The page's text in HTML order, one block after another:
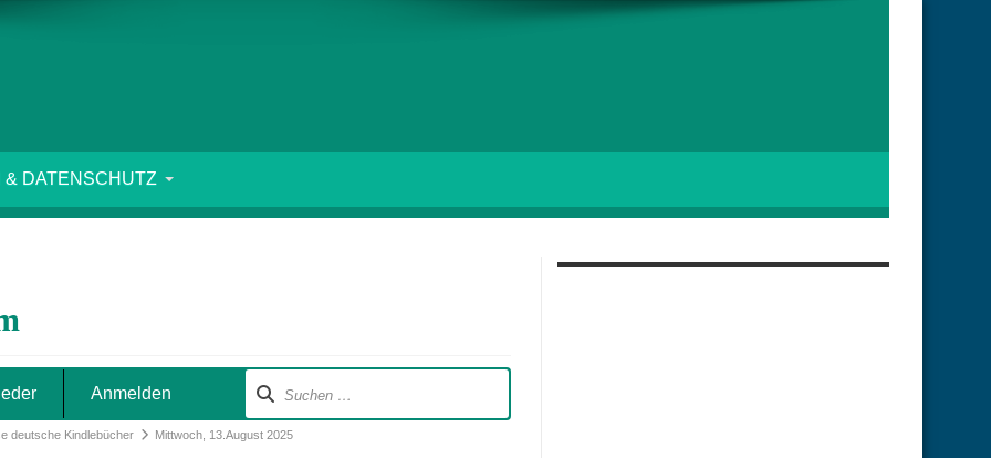
& DATENSCHUTZ
Anmelden
deutsche Kindlebücher Mittwoch, 13.August 2025